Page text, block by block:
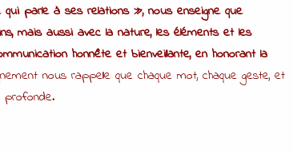
qui parle à ses relations », nous enseigne que
mais aussi avec la nature, les éléments et les
honnête et bienveillante, en honorant la
nous rappelle que chaque mot, chaque geste, et
profonde.